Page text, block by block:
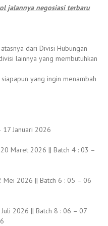
jalannya negosiasi terbaru
dari Divisi Hubungan
lainnya yang membutuhkan
yang ingin menambah
Januari 2026
Maret 2026 || Batch 4 : 03 –
2026 || Batch 6 : 05 – 06
2026 || Batch 8 : 06 – 07